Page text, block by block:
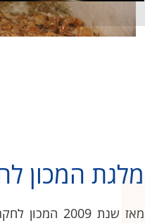
מלגת המכון
מאז שנת